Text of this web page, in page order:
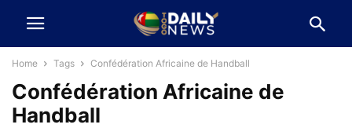
Home Tags Confédération Africaine de Handball
Confédération Africaine de
Handball